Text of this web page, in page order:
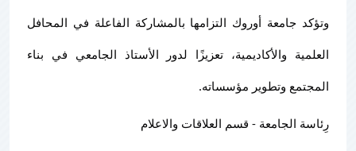
وتؤكد جامعة أوروك التزامها بالمشاركة الفاعلة في المحافل
العلمية والأكاديمية، تعزيزًا لدور الأستاذ الجامعي في بناء
المجتمع وتطوير مؤسساته.
رِئاسة الجامعة - قسم العلاقات والاعلام